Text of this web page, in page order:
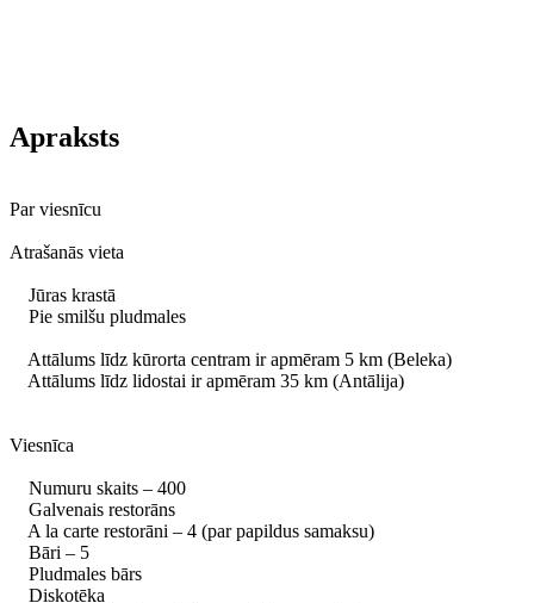
Apraksts
Par viesnīcu
Atrašanās vieta
Jūras krastā
Pie smilšu pludmales
Attālums līdz kūrorta centram ir apmēram 5 km (Beleka)
Attālums līdz lidostai ir apmēram 35 km (Antālija)
Viesnīca
Numuru skaits – 400
Galvenais restorāns
A la carte restorāni – 4 (par papildus samaksu)
Bāri – 5
Pludmales bārs
Diskotēka